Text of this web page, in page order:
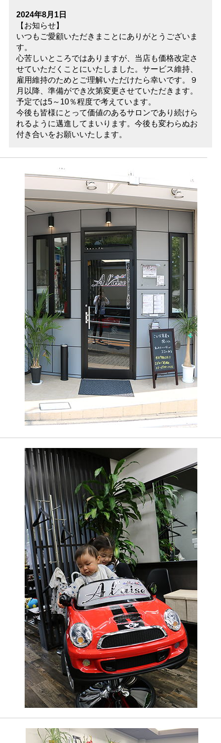
2024年8月1日
【お知らせ】
いつもご愛顧いただきまことにありがとうございま
す。
心苦しいところではありますが、当店も価格改定さ
せていただくことにいたしました。サービス維持、
雇用維持のためとご理解いただけたら幸いです。９
月以降、準備ができ次第変更させていただきます。
予定では5～10％程度で考えています。
今後も皆様にとって価値のあるサロンであり続けら
れるように邁進してまいります。今後も変わらぬお
付き合いをお願いいたします。